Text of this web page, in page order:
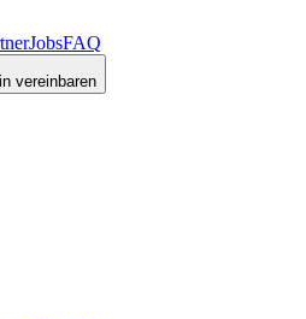
JobsFAQ
vereinbaren